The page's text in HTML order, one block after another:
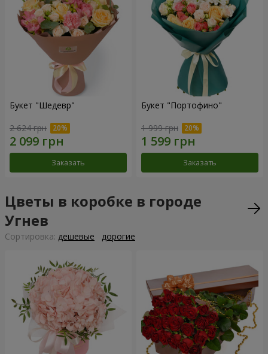
Букет "Шедевр"
2 624 грн
Заказать
Букет "Портофино"
1 999 грн
Заказать
Цветы в коробке в городе
Угнев
Cортировка: дешевые дорогие